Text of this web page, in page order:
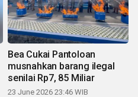
Bea Cukai Pantoloan
musnahkan barang ilegal
senilai Rp7, 85 Miliar
23 June 2026 23:46 WIB